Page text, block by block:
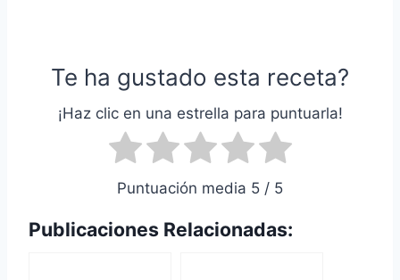
Te ha gustado esta receta?
¡Haz clic en una estrella para puntuarla!
Puntuación media 5 / 5
Publicaciones Relacionadas: